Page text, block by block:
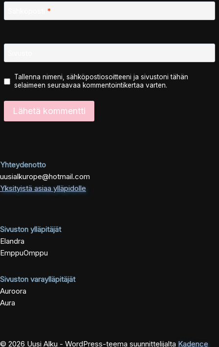
*
Tallenna nimeni, sähköpostiosoitteeni ja sivustoni tähän
selaimeen seuraavaa kommentointikertaa varten.
Yhteydenotto
uusialkurope@hotmail.com
Yksityistä asiaa ylläpidolle
Sivuston ylläpitäjät
Elandra
EmppuOmppu
Sivuston varaylläpitäjät
Auroora
Aura
© 2026 Uusi Alku - WordPress-teema suunnittelijalta Kadence